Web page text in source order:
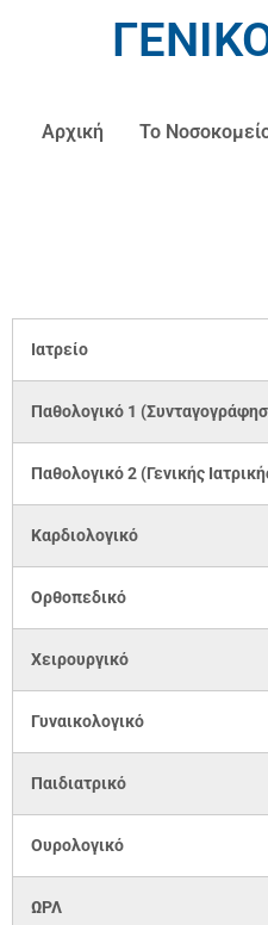
Αρχική Το
Ιατρείο
Παθολογικό 1
Παθολογικό 2 (Γενικής
Καρδιολογικό
Ορθοπεδικό
Χειρουργικό
Γυναικολογικό
Παιδιατρικό
Ουρολογικό
ΩΡΛ